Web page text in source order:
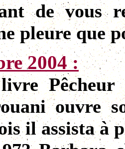
de vous
pleure que
2004 :
ouvre
il assista à